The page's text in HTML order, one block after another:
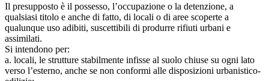
Il presupposto è il possesso, l’occupazione o la detenzione, a
qualsiasi titolo e anche di fatto, di locali o di aree scoperte a
qualunque uso adibiti, suscettibili di produrre rifiuti urbani e
assimilati.
Si intendono per:
a. locali, le strutture stabilmente infisse al suolo chiuse su ogni lato
verso l’esterno, anche se non conformi alle disposizioni urbanistico-